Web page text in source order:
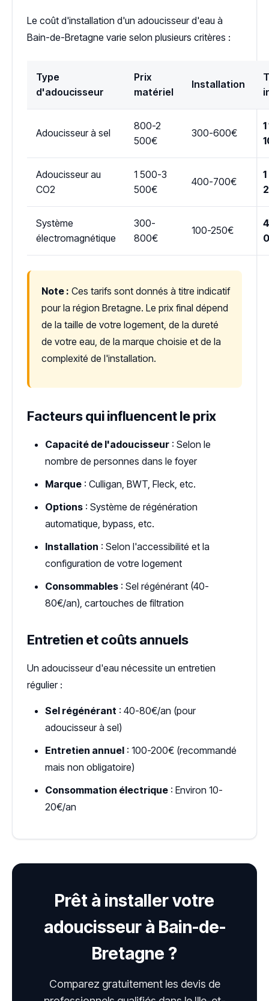
Le coût d'installation d'un adoucisseur d'eau à
Bain-de-Bretagne varie selon plusieurs critères :
Type
d'adoucisseur
Prix
matériel
Installation
Adoucisseur à sel
800-2
500€
300-600€
Adoucisseur au
CO2
1 500-3
500€
400-700€
Système
électromagnétique
300-
800€
100-250€
Note : Ces tarifs sont donnés à titre indicatif
pour la région Bretagne. Le prix final dépend
de la taille de votre logement, de la dureté
de votre eau, de la marque choisie et de la
complexité de l'installation.
Facteurs qui influencent le prix
Capacité de l'adoucisseur : Selon le
nombre de personnes dans le foyer
Marque : Culligan, BWT, Fleck, etc.
Options : Système de régénération
automatique, bypass, etc.
Installation : Selon l'accessibilité et la
configuration de votre logement
Consommables : Sel régénérant (40-
80€/an), cartouches de filtration
Entretien et coûts annuels
Un adoucisseur d'eau nécessite un entretien
régulier :
Sel régénérant : 40-80€/an (pour
adoucisseur à sel)
Entretien annuel : 100-200€ (recommandé
mais non obligatoire)
Consommation électrique : Environ 10-
20€/an
Prêt à installer votre
adoucisseur à Bain-de-
Bretagne ?
Comparez gratuitement les devis de